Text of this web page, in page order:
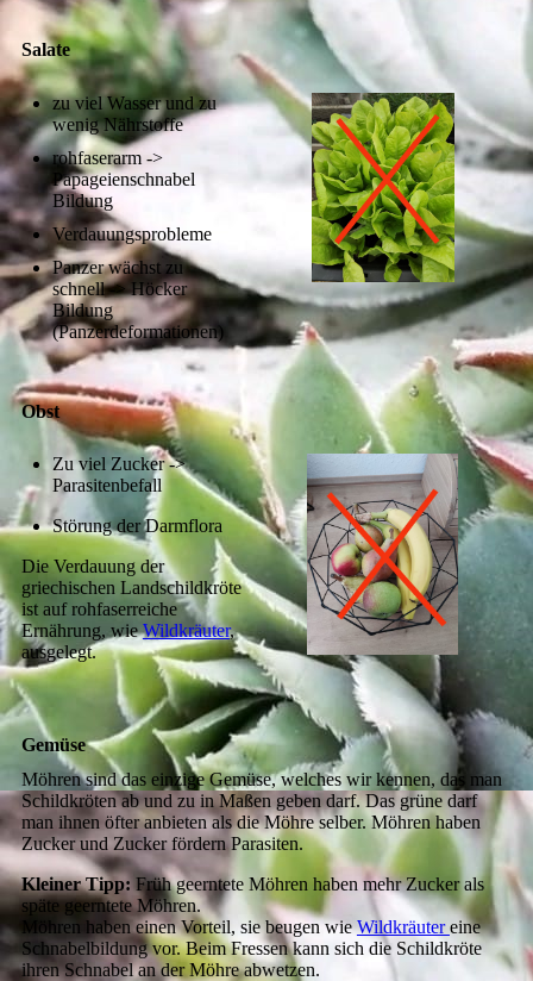
Salate
zu viel Wasser und zu
wenig Nährstoffe
rohfaserarm ->
Papageienschnabel
Bildung
Verdauungsprobleme
Panzer wächst zu
schnell -> Höcker
Bildung
(Panzerdeformationen)
Obst
Zu viel Zucker ->
Parasitenbefall
Störung der Darmflora
Die Verdauung der
griechischen Landschildkröte
ist auf rohfaserreiche
Ernährung, wieWildkräuter,
ausgelegt.
Gemüse
Möhren sind das einzige Gemüse, welches wir kennen, das man
Schildkröten ab und zu in Maßen geben darf. Das grüne darf
man ihnen öfter anbieten als die Möhre selber. Möhren haben
Zucker und Zucker fördern Parasiten.
Kleiner Tipp: Früh geerntete Möhren haben mehr Zucker als
späte geerntete Möhren.
Möhren haben einen Vorteil, sie beugen wieWildkräutereine
Schnabelbildung vor. Beim Fressen kann sich die Schildkröte
ihren Schnabel an der Möhre abwetzen.